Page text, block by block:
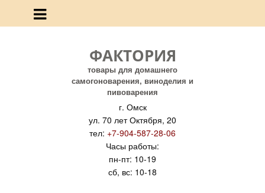
ФАКТОРИЯ
товары для домашнего
самогоноварения, виноделия и
пивоварения
г. Омск
ул. 70 лет Октября, 20
тел: +7-904-587-28-06
Часы работы:
пн-пт: 10-19
сб, вс: 10-18